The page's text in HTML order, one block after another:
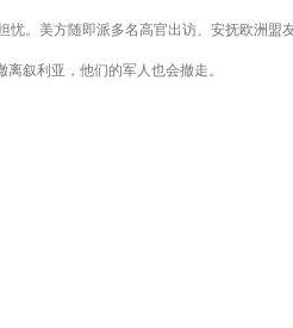
。美方随即派多名高官出访、安抚欧洲盟
叙利亚，他们的军人也会撤走。